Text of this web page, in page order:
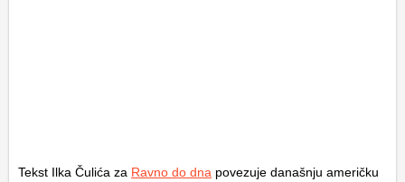
Tekst Ilka Čulića za Ravno do dna povezuje današnju američku